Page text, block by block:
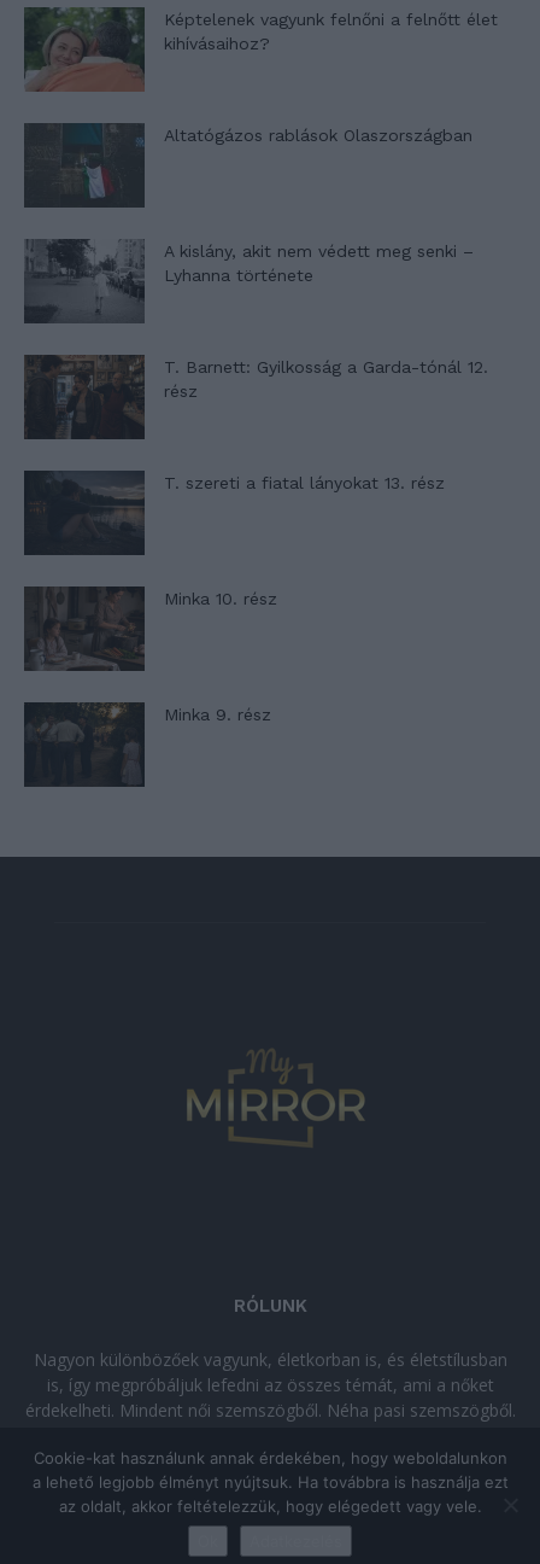
Képtelenek vagyunk felnőni a felnőtt élet
kihívásaihoz?
Altatógázos rablások Olaszországban
A kislány, akit nem védett meg senki –
Lyhanna története
T. Barnett: Gyilkosság a Garda-tónál 12.
rész
T. szereti a fiatal lányokat 13. rész
Minka 10. rész
Minka 9. rész
RÓLUNK
Nagyon különbözőek vagyunk, életkorban is, és életstílusban
is, így megpróbáljuk lefedni az összes témát, ami a nőket
érdekelheti. Mindent női szemszögből. Néha pasi szemszögből.
kikapcsolódásra vágysz!
© Copyright 2026 - mymirror.huADATKEZELÉSI TÁJÉKOZTATÓ
Impresszum
Cookie-kat használunk annak érdekében, hogy weboldalunkon
a lehető legjobb élményt nyújtsuk. Ha továbbra is használja ezt
az oldalt, akkor feltételezzük, hogy elégedett vagy vele.